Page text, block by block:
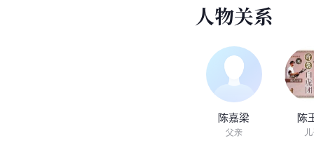
人物关系
陈嘉梁
父亲
陈